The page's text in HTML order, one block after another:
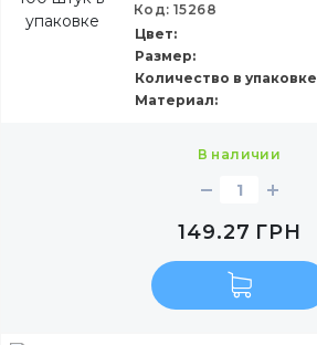
Код: 15268
Цвет
Размер
Количество в упаковке
Материал
в наличии
149.27 ГРН